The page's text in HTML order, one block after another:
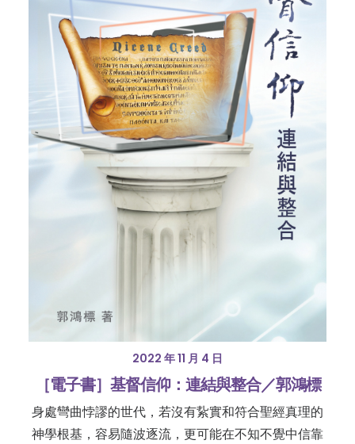
2022 年 11 月 4 日
［電子書］基督信仰：連結與整合／郭鴻標
身處彎曲悖謬的世代，若沒有紥實和符合聖經真理的
神學根基，容易隨波逐流，更可能在不知不覺中信靠